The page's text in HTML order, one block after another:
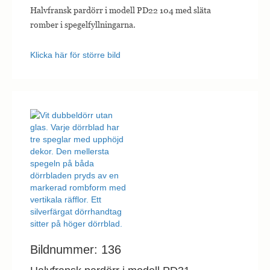
Halvfransk pardörr i modell PD22 104 med släta
romber i spegelfyllningarna.
Klicka här för större bild
Bildnummer: 136
hemsidan.
Marknadsförings-
annonser baserat
på de sidor de
besökte tidigare
och analysera
effektiviteten i
annonskampanjen.